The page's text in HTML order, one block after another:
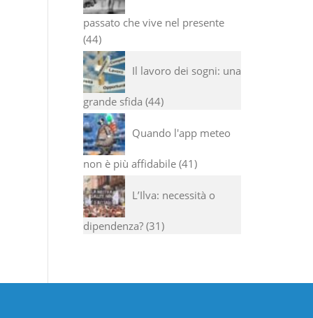
passato che vive nel presente
44
Il lavoro dei sogni: una
grande sfida 44
Quando l'app meteo
non è più affidabile 41
L’Ilva: necessità o
dipendenza? 31